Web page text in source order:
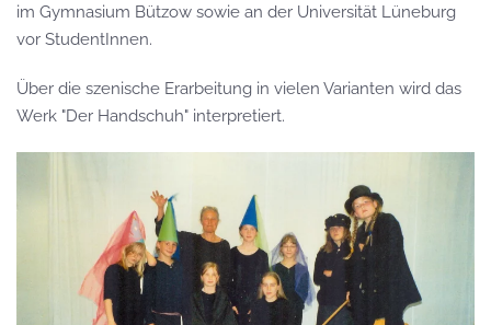
im Gymnasium Bützow sowie an der Universität Lüneburg
vor StudentInnen.
Über die szenische Erarbeitung in vielen Varianten wird das
Werk "Der Handschuh" interpretiert.